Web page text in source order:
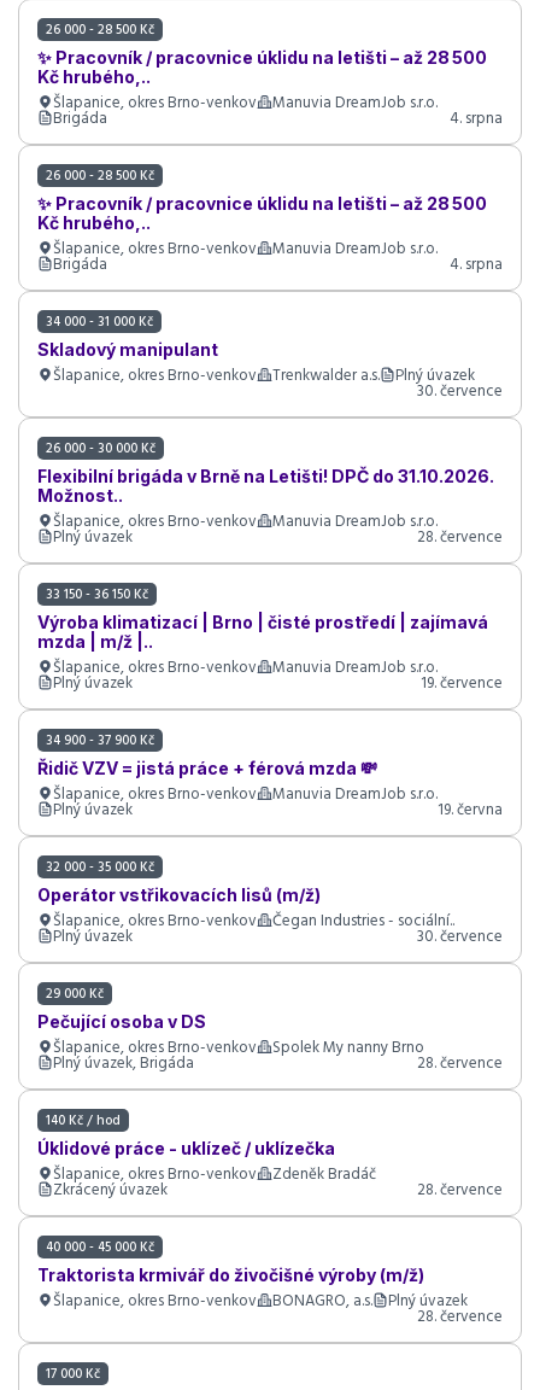
26 000 - 28 500 Kč
✨ Pracovník / pracovnice úklidu na letišti – až 28 500
Kč hrubého,..
Šlapanice, okres Brno-venkov Manuvia DreamJob s.r.o.
Brigáda 4. srpna
26 000 - 28 500 Kč
✨ Pracovník / pracovnice úklidu na letišti – až 28 500
Kč hrubého,..
Šlapanice, okres Brno-venkov Manuvia DreamJob s.r.o.
Brigáda 4. srpna
34 000 - 31 000 Kč
Skladový manipulant
Šlapanice, okres Brno-venkov Trenkwalder a.s. Plný úvazek
30. července
26 000 - 30 000 Kč
Flexibilní brigáda v Brně na Letišti! DPČ do 31.10.2026.
Možnost..
Šlapanice, okres Brno-venkov Manuvia DreamJob s.r.o.
Plný úvazek 28. července
33 150 - 36 150 Kč
Výroba klimatizací | Brno | čisté prostředí | zajímavá
mzda | m/ž |..
Šlapanice, okres Brno-venkov Manuvia DreamJob s.r.o.
Plný úvazek 19. července
34 900 - 37 900 Kč
Řidič VZV = jistá práce + férová mzda 💸
Šlapanice, okres Brno-venkov Manuvia DreamJob s.r.o.
Plný úvazek 19. června
32 000 - 35 000 Kč
Operátor vstřikovacích lisů (m/ž)
Šlapanice, okres Brno-venkov Čegan Industries - sociální..
Plný úvazek 30. července
29 000 Kč
Pečující osoba v DS
Šlapanice, okres Brno-venkov Spolek My nanny Brno
Plný úvazek, Brigáda 28. července
140 Kč / hod
Úklidové práce - uklízeč / uklízečka
Šlapanice, okres Brno-venkov Zdeněk Bradáč
Zkrácený úvazek 28. července
40 000 - 45 000 Kč
Traktorista krmivář do živočišné výroby (m/ž)
Šlapanice, okres Brno-venkov BONAGRO, a.s. Plný úvazek
28. července
17 000 Kč